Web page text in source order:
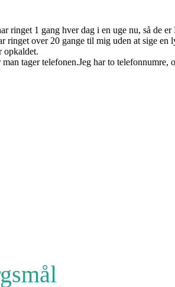
ringet 1 gang hver dag i en uge nu, så de
ringet over 20 gange til mig uden at sige en
opkaldet.
tager telefonen.Jeg har to